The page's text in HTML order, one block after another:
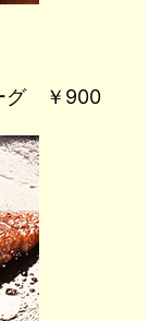
グ ￥900